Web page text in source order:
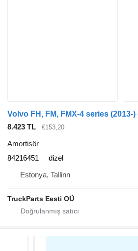
8.423 TL €153,20
Amortisör
84216451
dizel
Estonya, Tallinn
TruckParts Eesti OÜ